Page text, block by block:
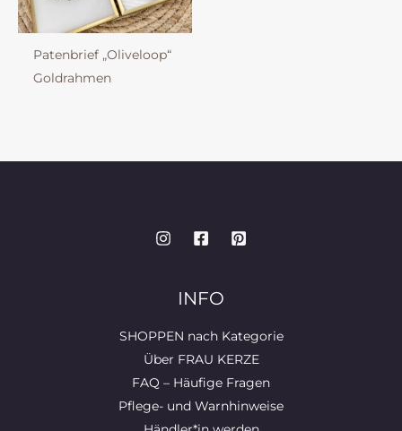
Patenbrief „Oliveloop“
Goldrahmen
INFO
SHOPPEN nach Kategorie
Über FRAU KERZE
FAQ – Häufige Fragen
Pflege- und Warnhinweise